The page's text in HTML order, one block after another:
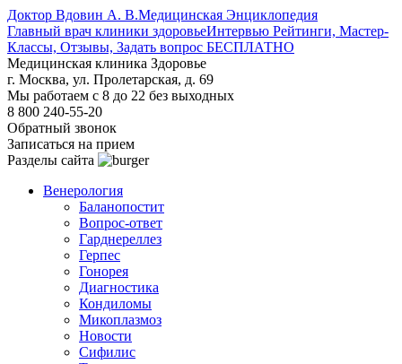
Доктор Вдовин А. В.Медицинская Энциклопедия
Главный врач клиники здоровьеИнтервью Рейтинги, Мастер-
Классы, Отзывы, Задать вопрос БЕСПЛАТНО
Медицинская клиника Здоровье
г. Москва, ул. Пролетарская, д. 69
Мы работаем с 8 до 22 без выходных
8 800 240-55-20
Обратный звонок
Записаться на прием
Разделы сайта
Венерология
Баланопостит
Вопрос-ответ
Гарднереллез
Герпес
Гонорея
Диагностика
Кондиломы
Микоплазмоз
Новости
Сифилис